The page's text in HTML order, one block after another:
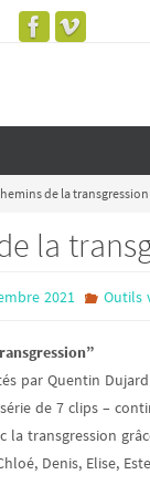
de la
la
2021 Outils
par Quentin
de 7 clips –
transgression
Denis, Elise,